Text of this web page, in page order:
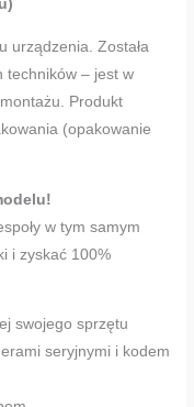
urządzenia. Została
techników – jest w
Produkt
(opakowanie
w tym samym
i zyskać 100%
swojego sprzętu
seryjnymi i kodem